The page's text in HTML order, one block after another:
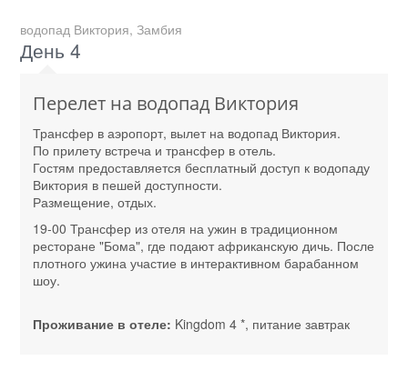
водопад Виктория, Замбия
День 4
Перелет на водопад Виктория
Трансфер в аэропорт, вылет на водопад Виктория.
По прилету встреча и трансфер в отель.
Гостям предоставляется бесплатный доступ к водопаду
Виктория в пешей доступности.
Размещение, отдых.
19-00 Трансфер из отеля на ужин в традиционном
ресторане "Бома", где подают африканскую дичь. После
плотного ужина участие в интерактивном барабанном
шоу.
Проживание в отеле: Kingdom 4 *, питание завтрак